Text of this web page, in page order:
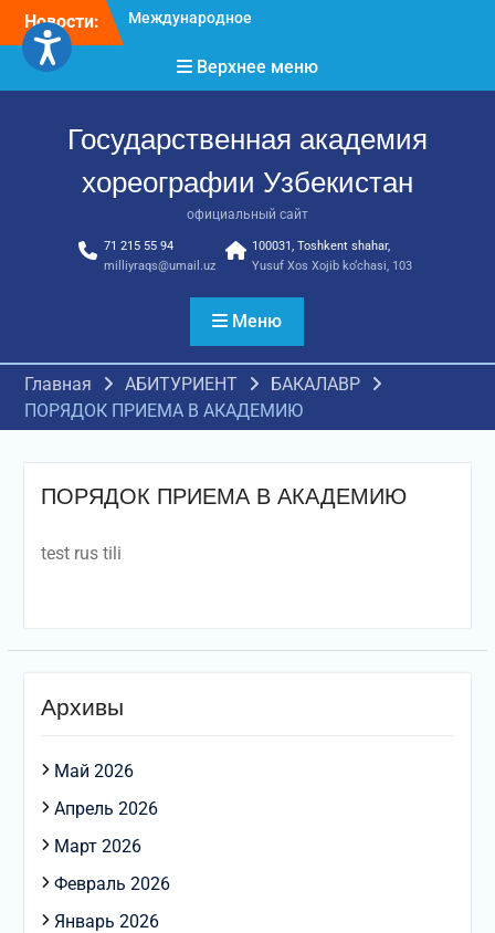
Перейти
содержимому
Новости:
достижения молодых
Международное научное
пространство!
признание и новые
достижения молодых
хореографов!
Верхнее меню
Государственная академия
хореографии Узбекистан
официальный сайт
71 215 55 94
milliyraqs@umail.uz
100031, Toshkent shahar,
Yusuf Xos Xojib ko‘chasi, 103
Меню
Главная АБИТУРИЕНТ
БАКАЛАВР
ПОРЯДОК ПРИЕМА В АКАДЕМИЮ
ПОРЯДОК ПРИЕМА В АКАДЕМИЮ
test rus tili
Архивы
Май 2026
Апрель 2026
Март 2026
Февраль 2026
Январь 2026